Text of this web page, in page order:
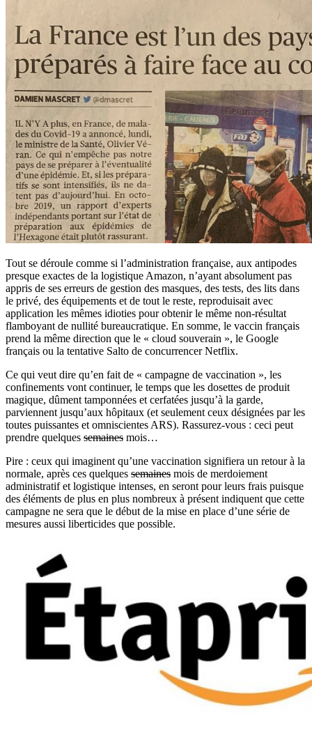
Tout se déroule comme si l’administration française, aux antipodes
presque exactes de la logistique Amazon, n’ayant absolument pas
appris de ses erreurs de gestion des masques, des tests, des lits dans
le privé, des équipements et de tout le reste, reproduisait avec
application les mêmes idioties pour obtenir le même non-résultat
flamboyant de nullité bureaucratique. En somme, le vaccin français
prend la même direction que le « cloud souverain », le Google
français ou la tentative Salto de concurrencer Netflix.
Ce qui veut dire qu’en fait de « campagne de vaccination », les
confinements vont continuer, le temps que les dosettes de produit
magique, dûment tamponnées et cerfatées jusqu’à la garde,
parviennent jusqu’aux hôpitaux (et seulement ceux désignées par les
toutes puissantes et omniscientes ARS). Rassurez-vous : ceci peut
prendre quelques semaines mois…
Pire : ceux qui imaginent qu’une vaccination signifiera un retour à la
normale, après ces quelques semaines mois de merdoiement
administratif et logistique intenses, en seront pour leurs frais puisque
des éléments de plus en plus nombreux à présent indiquent que cette
campagne ne sera que le début de la mise en place d’une série de
mesures aussi liberticides que possible.